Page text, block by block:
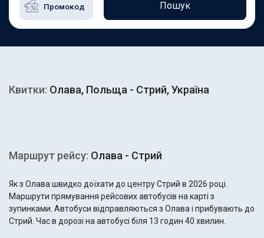
Пошук
Квитки: Олава, Польща - Стрий, Україна
Маршрут рейсу: Олава - Стрий
Як з Олава швидко доїхати до центру Стрий в 2026 році.
Маршрути прямування рейсових автобусів на карті з
зупинками. Автобуси відправляються з Олава і прибувають до
Стрий. Час в дорозі на автобусі біля 13 годин 40 хвилин.